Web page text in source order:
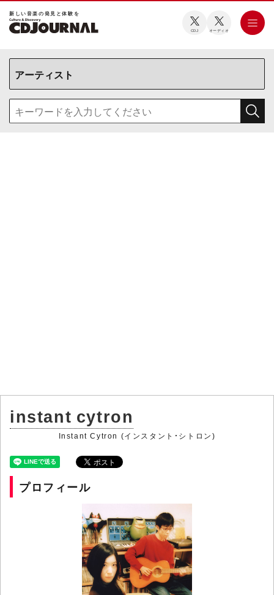
新しい⾳楽の発⾒と体験を
CDJ オーディオ
instant cytron
Instant Cytron (インスタント・シトロン)
プロフィール